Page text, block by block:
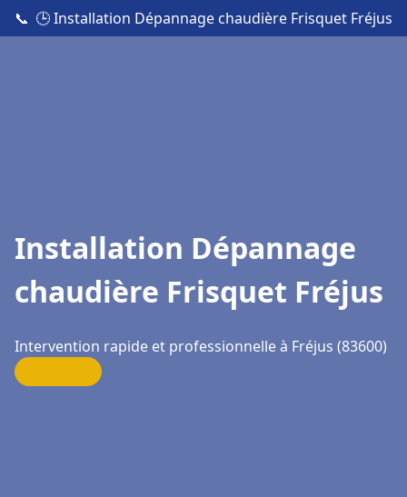
📞 🕒 Installation Dépannage chaudière Frisquet Fréjus
Installation Dépannage
chaudière Frisquet Fréjus
Intervention rapide et professionnelle à Fréjus (83600)